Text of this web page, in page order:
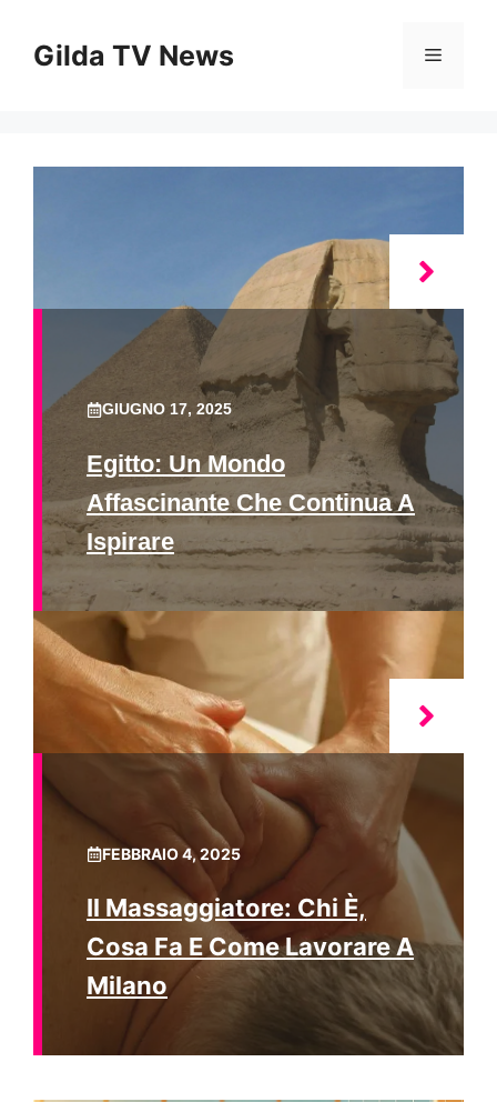
contenuto
Gilda TV News Menu
GIUGNO 17, 2025
Egitto: Un Mondo
Affascinante Che Continua A
Ispirare
FEBBRAIO 4, 2025
Il Massaggiatore: Chi È,
Cosa Fa E Come Lavorare A
Milano